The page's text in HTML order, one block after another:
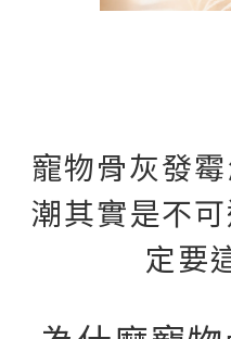
寵物骨灰發
潮其實是不
定要